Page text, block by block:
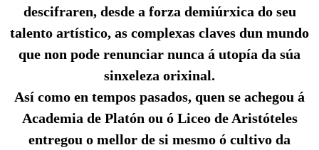
descifraren, desde a forza demiúrxica do seu
talento artístico, as complexas claves dun mundo
que non pode renunciar nunca á utopía da súa
sinxeleza orixinal.
Así como en tempos pasados, quen se achegou á
Academia de Platón ou ó Liceo de Aristóteles
entregou o mellor de si mesmo ó cultivo da